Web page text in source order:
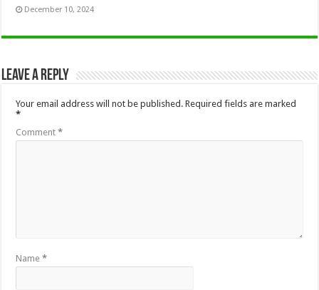
December 10, 2024
Leave a Reply
Your email address will not be published. Required fields are marked
*
Comment*
Name*